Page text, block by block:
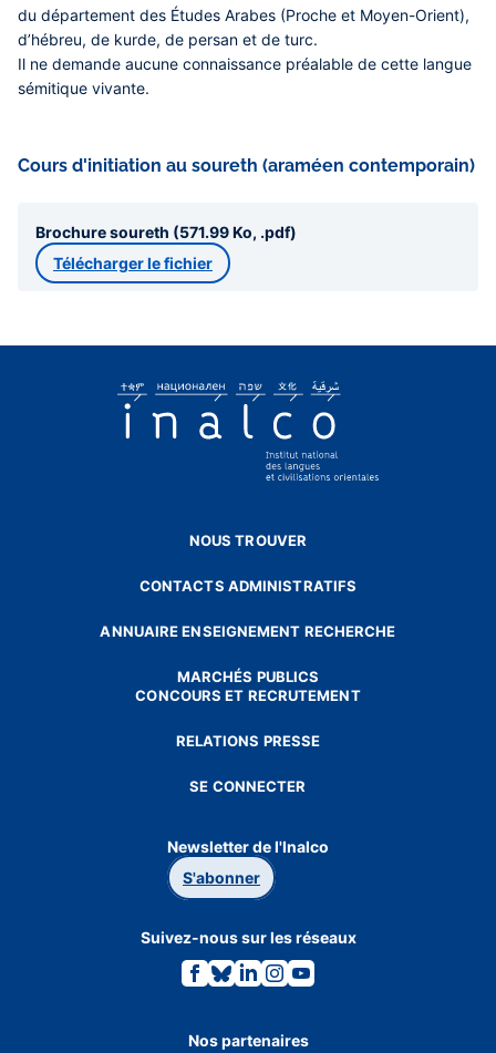
du département des Études Arabes (Proche et Moyen-Orient),
d’hébreu, de kurde, de persan et de turc.
Il ne demande aucune connaissance préalable de cette langue
sémitique vivante.
Cours d'initiation au soureth (araméen contemporain)
Brochure soureth (571.99 Ko, .pdf)
Télécharger le fichier
NOUS TROUVER
CONTACTS ADMINISTRATIFS
ANNUAIRE ENSEIGNEMENT RECHERCHE
MARCHÉS PUBLICS
CONCOURS ET RECRUTEMENT
RELATIONS PRESSE
SE CONNECTER
Newsletter de l'Inalco
S'abonner
Suivez-nous sur les réseaux
Lien
vers
Facebook.
Lien
vers
Bluesky.
Lien
vers
Linkedin.
Lien
vers
Instagram.
Lien
vers
Youtube.
Nos partenaires